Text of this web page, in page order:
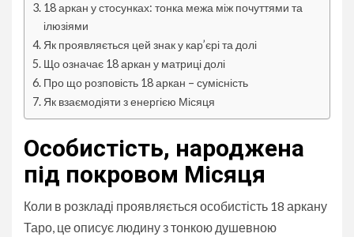
18 аркан у стосунках: тонка межа між почуттями та
ілюзіями
Як проявляється цей знак у кар’єрі та долі
Що означає 18 аркан у матриці долі
Про що розповість 18 аркан – сумісність
Як взаємодіяти з енергією Місяця
Особистість, народжена
під покровом Місяця
Коли в розкладі проявляється особистість 18 аркану
Таро, це описує людину з тонкою душевною